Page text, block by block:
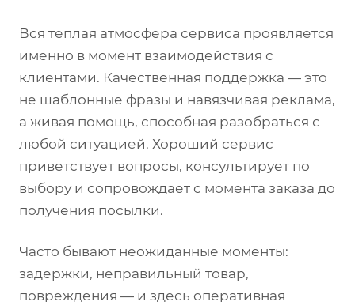
Вся теплая атмосфера сервиса проявляется
именно в момент взаимодействия с
клиентами. Качественная поддержка — это
не шаблонные фразы и навязчивая реклама,
а живая помощь, способная разобраться с
любой ситуацией. Хороший сервис
приветствует вопросы, консультирует по
выбору и сопровождает с момента заказа до
получения посылки.
Часто бывают неожиданные моменты:
задержки, неправильный товар,
повреждения — и здесь оперативная